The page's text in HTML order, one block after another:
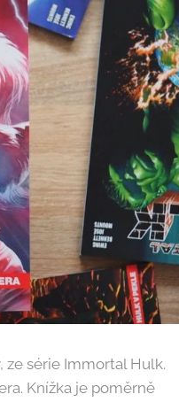
ze série Immortal Hulk.
Knížka je poměrně